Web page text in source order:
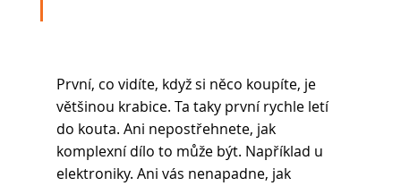
První, co vidíte, když si něco koupíte, je
většinou krabice. Ta taky první rychle letí
do kouta. Ani nepostřehnete, jak
komplexní dílo to může být. Například u
elektroniky. Ani vás nenapadne, jak